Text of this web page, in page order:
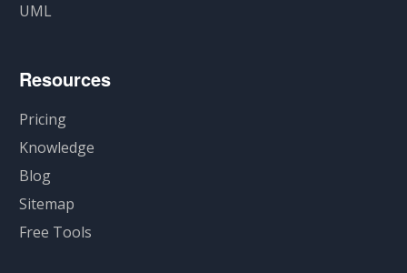
UML
Resources
Pricing
Knowledge
Blog
Sitemap
Free Tools